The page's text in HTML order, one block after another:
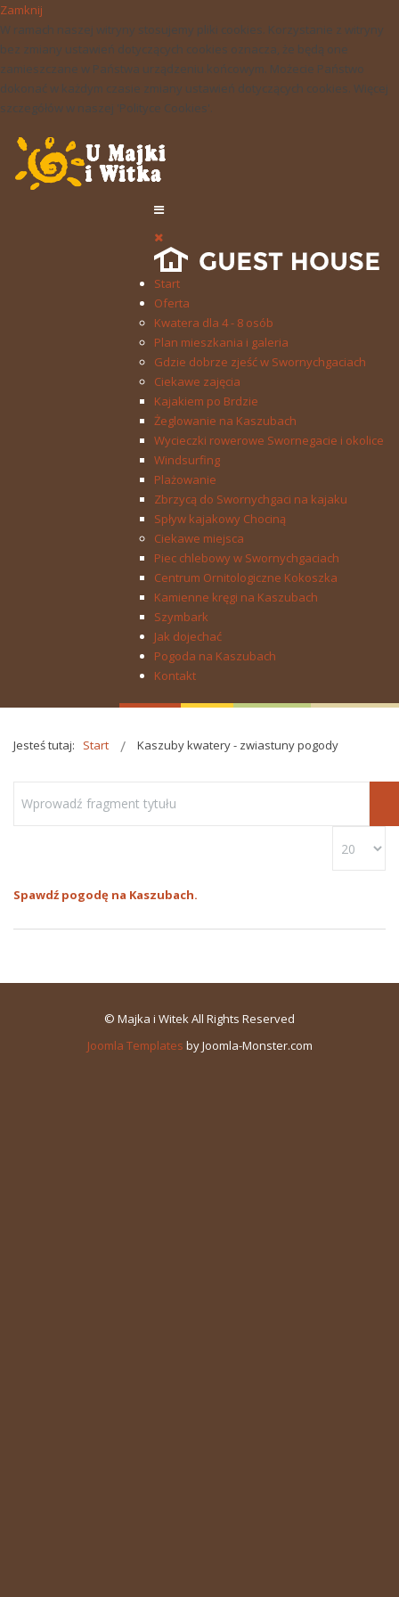
Zamknij
W ramach naszej witryny stosujemy pliki cookies. Korzystanie z witryny
bez zmiany ustawień dotyczących cookies oznacza, że będą one
zamieszczane w Państwa urządzeniu końcowym. Możecie Państwo
dokonać w każdym czasie zmiany ustawień dotyczących cookies. Więcej
szczegółów w naszej 'Polityce Cookies'.
Start
Oferta
Kwatera dla 4 - 8 osób
Plan mieszkania i galeria
Gdzie dobrze zjeść w Swornychgaciach
Ciekawe zajęcia
Kajakiem po Brdzie
Żeglowanie na Kaszubach
Wycieczki rowerowe Swornegacie i okolice
Windsurfing
Plażowanie
Zbrzycą do Swornychgaci na kajaku
Spływ kajakowy Chociną
Ciekawe miejsca
Piec chlebowy w Swornychgaciach
Centrum Ornitologiczne Kokoszka
Kamienne kręgi na Kaszubach
Szymbark
Jak dojechać
Pogoda na Kaszubach
Kontakt
Jesteś tutaj: Start Kaszuby kwatery - zwiastuny pogody
Spawdź pogodę na Kaszubach.
© Majka i Witek All Rights Reserved
Joomla Templates by Joomla-Monster.com